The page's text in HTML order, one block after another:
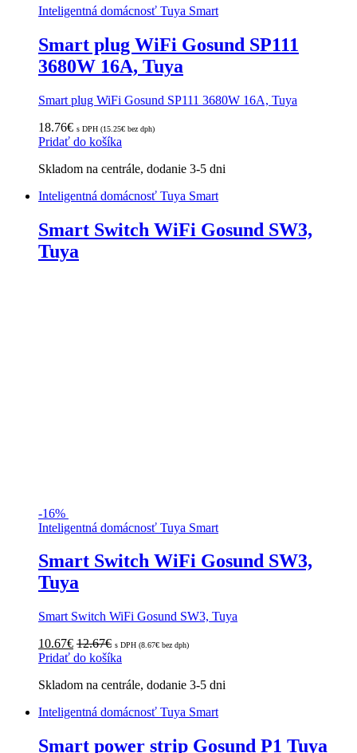
Inteligentná domácnosť Tuya Smart
Smart plug WiFi Gosund SP111
3680W 16A, Tuya
Smart plug WiFi Gosund SP111 3680W 16A, Tuya
18.76€ s DPH (15.25€ bez dph)
Pridať do košíka
Skladom na centrále, dodanie 3-5 dni
Inteligentná domácnosť Tuya Smart
Smart Switch WiFi Gosund SW3,
Tuya
-16%
Inteligentná domácnosť Tuya Smart
Smart Switch WiFi Gosund SW3,
Tuya
Smart Switch WiFi Gosund SW3, Tuya
10.67€ 12.67€ s DPH (8.67€ bez dph)
Pridať do košíka
Skladom na centrále, dodanie 3-5 dni
Inteligentná domácnosť Tuya Smart
Smart power strip Gosund P1 Tuya